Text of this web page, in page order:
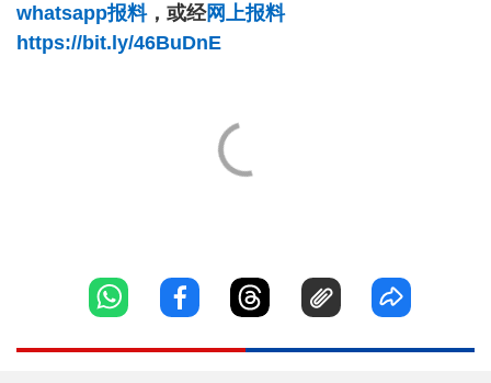
whatsapp报料，或经网上报料
https://bit.ly/46BuDnE